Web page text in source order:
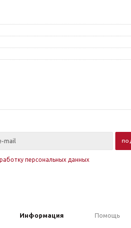
персональных данных
Информация Помощь